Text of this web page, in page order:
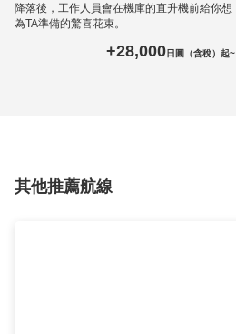
降落後，工作人員會在機庫的直升機前給你想
為TA準備的驚喜花束。
+28,000日圓（含稅）起~
其他推薦航線